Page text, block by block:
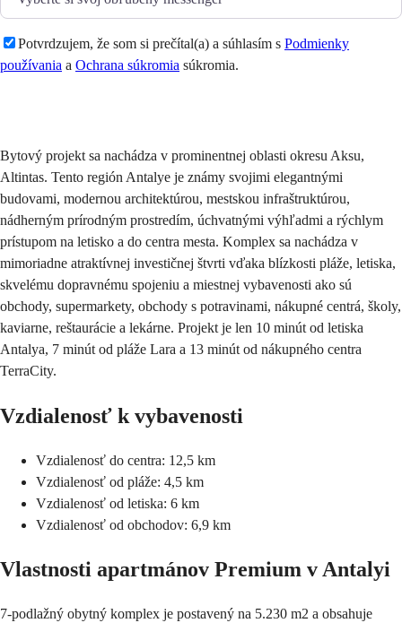
Potvrdzujem, že som si prečítal(a) a súhlasím s Podmienky
používania a Ochrana súkromia súkromia.
Bytový projekt sa nachádza v prominentnej oblasti okresu Aksu,
Altintas. Tento región Antalye je známy svojimi elegantnými
budovami, modernou architektúrou, mestskou infraštruktúrou,
nádherným prírodným prostredím, úchvatnými výhľadmi a rýchlym
prístupom na letisko a do centra mesta. Komplex sa nachádza v
mimoriadne atraktívnej investičnej štvrti vďaka blízkosti pláže, letiska,
skvelému dopravnému spojeniu a miestnej vybavenosti ako sú
obchody, supermarkety, obchody s potravinami, nákupné centrá, školy,
kaviarne, reštaurácie a lekárne. Projekt je len 10 minút od letiska
Antalya, 7 minút od pláže Lara a 13 minút od nákupného centra
TerraCity.
Vzdialenosť k vybavenosti
Vzdialenosť do centra: 12,5 km
Vzdialenosť od pláže: 4,5 km
Vzdialenosť od letiska: 6 km
Vzdialenosť od obchodov: 6,9 km
Vlastnosti apartmánov Premium v Antalyi
7-podlažný obytný komplex je postavený na 5.230 m2 a obsahuje